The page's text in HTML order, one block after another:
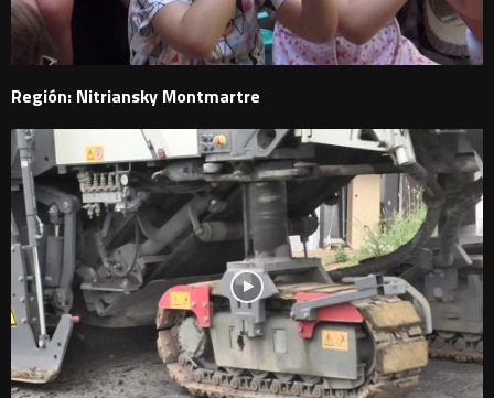
Región: Nitriansky Montmartre